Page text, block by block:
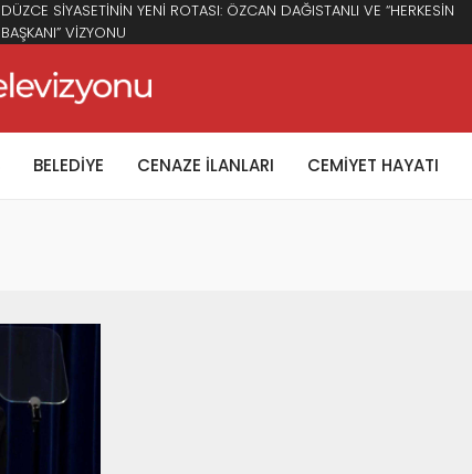
DÜZCE SİYASETİNİN YENİ ROTASI: ÖZCAN DAĞISTANLI VE “HERKESİN
BAŞKANI” VİZYONU
BELEDİYE CENAZE İLANLARI CEMİYET HAYATI